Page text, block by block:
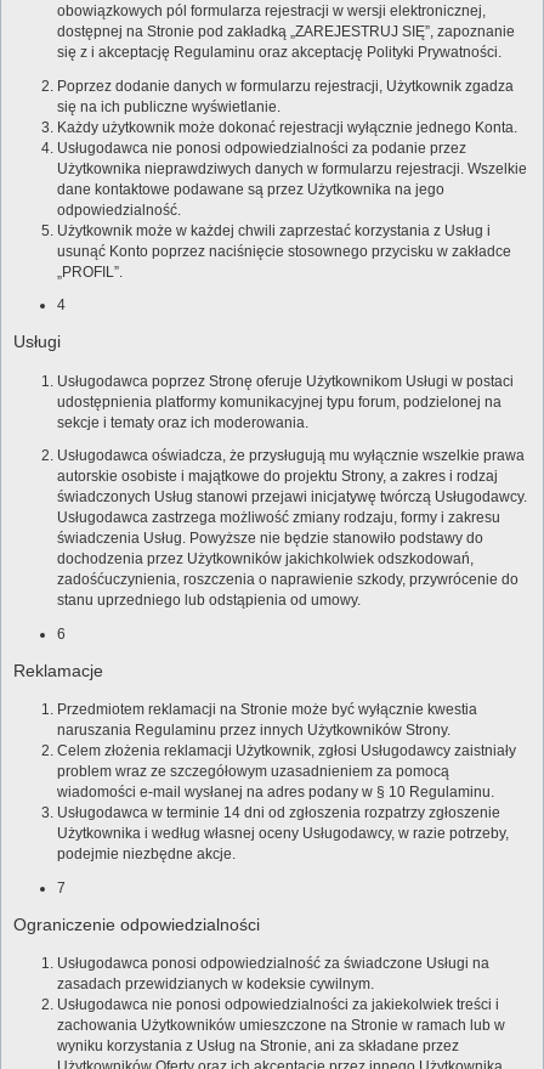
obowiązkowych pól formularza rejestracji w wersji elektronicznej,
dostępnej na Stronie pod zakładką „ZAREJESTRUJ SIĘ”, zapoznanie
się z i akceptację Regulaminu oraz akceptację Polityki Prywatności.
Poprzez dodanie danych w formularzu rejestracji, Użytkownik zgadza
się na ich publiczne wyświetlanie.
Każdy użytkownik może dokonać rejestracji wyłącznie jednego Konta.
Usługodawca nie ponosi odpowiedzialności za podanie przez
Użytkownika nieprawdziwych danych w formularzu rejestracji. Wszelkie
dane kontaktowe podawane są przez Użytkownika na jego
odpowiedzialność.
Użytkownik może w każdej chwili zaprzestać korzystania z Usług i
usunąć Konto poprzez naciśnięcie stosownego przycisku w zakładce
„PROFIL”.
4
Usługi
Usługodawca poprzez Stronę oferuje Użytkownikom Usługi w postaci
udostępnienia platformy komunikacyjnej typu forum, podzielonej na
sekcje i tematy oraz ich moderowania.
Usługodawca oświadcza, że przysługują mu wyłącznie wszelkie prawa
autorskie osobiste i majątkowe do projektu Strony, a zakres i rodzaj
świadczonych Usług stanowi przejawi inicjatywę twórczą Usługodawcy.
Usługodawca zastrzega możliwość zmiany rodzaju, formy i zakresu
świadczenia Usług. Powyższe nie będzie stanowiło podstawy do
dochodzenia przez Użytkowników jakichkolwiek odszkodowań,
zadośćuczynienia, roszczenia o naprawienie szkody, przywrócenie do
stanu uprzedniego lub odstąpienia od umowy.
6
Reklamacje
Przedmiotem reklamacji na Stronie może być wyłącznie kwestia
naruszania Regulaminu przez innych Użytkowników Strony.
Celem złożenia reklamacji Użytkownik, zgłosi Usługodawcy zaistniały
problem wraz ze szczegółowym uzasadnieniem za pomocą
wiadomości e-mail wysłanej na adres podany w § 10 Regulaminu.
Usługodawca w terminie 14 dni od zgłoszenia rozpatrzy zgłoszenie
Użytkownika i według własnej oceny Usługodawcy, w razie potrzeby,
podejmie niezbędne akcje.
7
Ograniczenie odpowiedzialności
Usługodawca ponosi odpowiedzialność za świadczone Usługi na
zasadach przewidzianych w kodeksie cywilnym.
Usługodawca nie ponosi odpowiedzialności za jakiekolwiek treści i
zachowania Użytkowników umieszczone na Stronie w ramach lub w
wyniku korzystania z Usług na Stronie, ani za składane przez